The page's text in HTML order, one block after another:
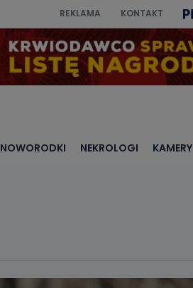
REKLAMA KONTAKT
NOWORODKI NEKROLOGI KAMERY